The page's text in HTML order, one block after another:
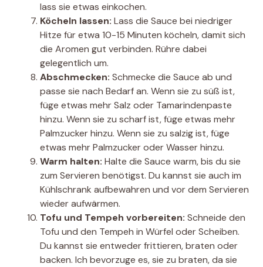
lass sie etwas einkochen.
Köcheln lassen: Lass die Sauce bei niedriger
Hitze für etwa 10-15 Minuten köcheln, damit sich
die Aromen gut verbinden. Rühre dabei
gelegentlich um.
Abschmecken: Schmecke die Sauce ab und
passe sie nach Bedarf an. Wenn sie zu süß ist,
füge etwas mehr Salz oder Tamarindenpaste
hinzu. Wenn sie zu scharf ist, füge etwas mehr
Palmzucker hinzu. Wenn sie zu salzig ist, füge
etwas mehr Palmzucker oder Wasser hinzu.
Warm halten: Halte die Sauce warm, bis du sie
zum Servieren benötigst. Du kannst sie auch im
Kühlschrank aufbewahren und vor dem Servieren
wieder aufwärmen.
Tofu und Tempeh vorbereiten: Schneide den
Tofu und den Tempeh in Würfel oder Scheiben.
Du kannst sie entweder frittieren, braten oder
backen. Ich bevorzuge es, sie zu braten, da sie